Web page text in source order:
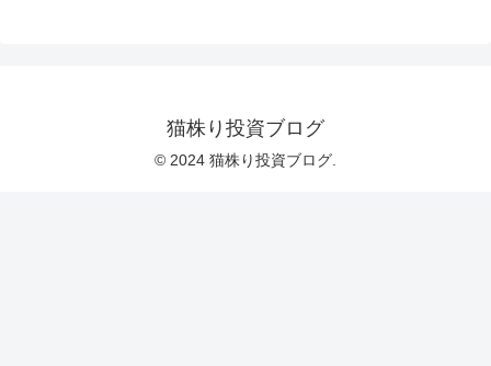
猫株り投資ブログ
© 2024 猫株り投資ブログ.